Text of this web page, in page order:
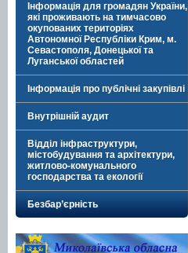
Інформація для громадян України,
які проживають на тимчасово
окупованих територіях
Автономної Республіки Крим, м.
Севастополя, Донецької та
Луганської областей
Інформація про публічні закупівлі
Внутрішній аудит
Відділ інфраструктури,
містобудування та архітектури,
житлово-комунального
господарства та екології
Безбар’єрність